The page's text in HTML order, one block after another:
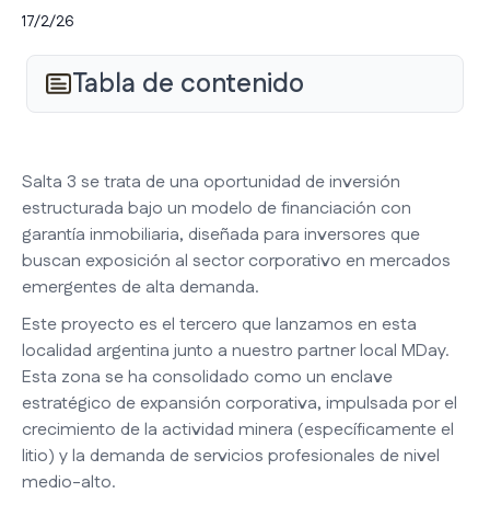
17/2/26
Tabla de contenido
Salta 3 se trata de una oportunidad de inversión
estructurada bajo un modelo de financiación con
garantía inmobiliaria, diseñada para inversores que
buscan exposición al sector corporativo en mercados
emergentes de alta demanda.
Este proyecto es el tercero que lanzamos en esta
localidad argentina junto a nuestro partner local MDay.
Esta zona se ha consolidado como un enclave
estratégico de expansión corporativa, impulsada por el
crecimiento de la actividad minera (específicamente el
litio) y la demanda de servicios profesionales de nivel
medio-alto.